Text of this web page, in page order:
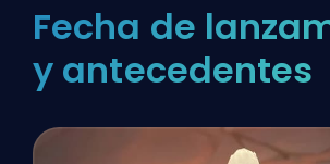
Fecha de
y antecedentes